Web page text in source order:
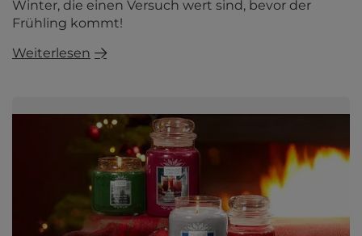
Winter, die einen Versuch wert sind, bevor der
Frühling kommt!
Weiterlesen